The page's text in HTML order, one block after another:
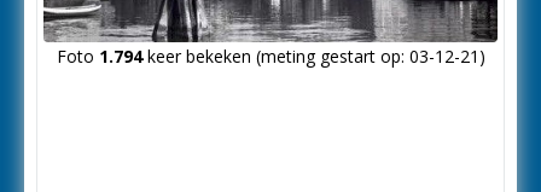
Foto 1.794keer bekeken (meting gestart op: 03-12-21)